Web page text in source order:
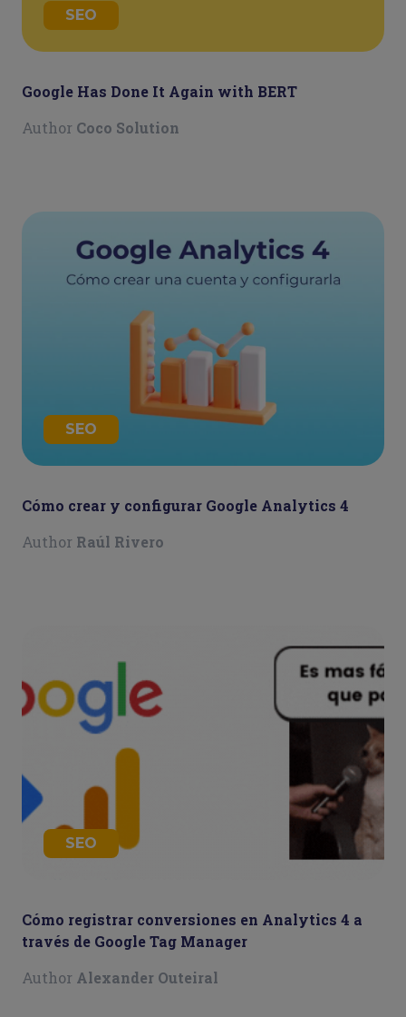
SEO
Google Has Done It Again with BERT
Author Coco Solution
SEO
Cómo crear y configurar Google Analytics 4
Author Raúl Rivero
SEO
Cómo registrar conversiones en Analytics 4 a
través de Google Tag Manager
Author Alexander Outeiral